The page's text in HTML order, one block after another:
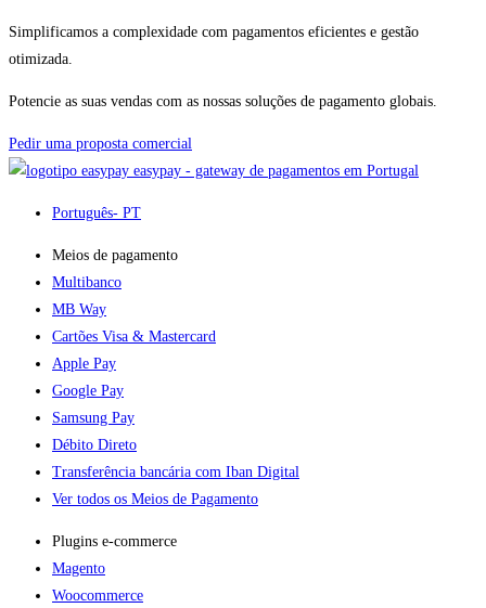
Simplificamos a complexidade com pagamentos eficientes e gestão
otimizada.
Potencie as suas vendas com as nossas soluções de pagamento globais.
Pedir uma proposta comercial
easypay - gateway de pagamentos em Portugal
Português- PT
Meios de pagamento
Multibanco
MB Way
Cartões Visa & Mastercard
Apple Pay
Google Pay
Samsung Pay
Débito Direto
Transferência bancária com Iban Digital
Ver todos os Meios de Pagamento
Plugins e-commerce​
Magento
Woocommerce